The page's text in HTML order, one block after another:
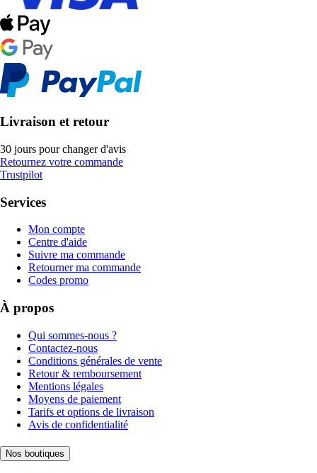
Livraison et retour
30 jours pour changer d'avis
Retournez votre commande
Trustpilot
Services
Mon compte
Centre d'aide
Suivre ma commande
Retourner ma commande
Codes promo
À propos
Qui sommes-nous ?
Contactez-nous
Conditions générales de vente
Retour & remboursement
Mentions légales
Moyens de paiement
Tarifs et options de livraison
Avis de confidentialité
Nos boutiques